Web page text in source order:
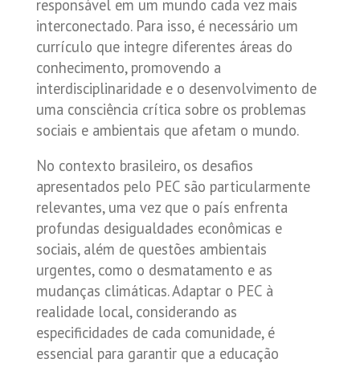
responsável em um mundo cada vez mais
interconectado. Para isso, é necessário um
currículo que integre diferentes áreas do
conhecimento, promovendo a
interdisciplinaridade e o desenvolvimento de
uma consciência crítica sobre os problemas
sociais e ambientais que afetam o mundo.
No contexto brasileiro, os desafios
apresentados pelo PEC são particularmente
relevantes, uma vez que o país enfrenta
profundas desigualdades econômicas e
sociais, além de questões ambientais
urgentes, como o desmatamento e as
mudanças climáticas. Adaptar o PEC à
realidade local, considerando as
especificidades de cada comunidade, é
essencial para garantir que a educação